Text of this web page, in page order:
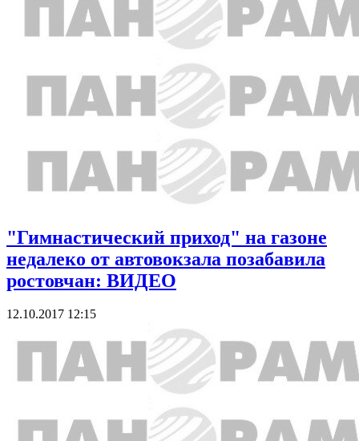
"Гимнастический приход" на газоне
недалеко от автовокзала позабавила
ростовчан: ВИДЕО
12.10.2017 12:15